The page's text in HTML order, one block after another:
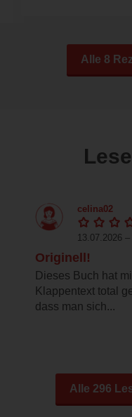
Alle 8
celina02
13.07.2026
Originell!
Dieses Buch hat
Klappentext total
dass man sich...
Alle 296